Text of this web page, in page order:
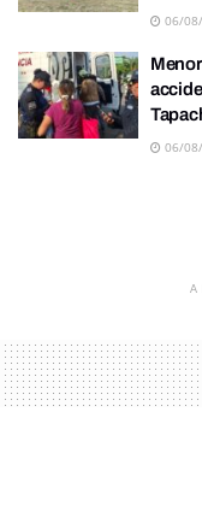
06/
06/